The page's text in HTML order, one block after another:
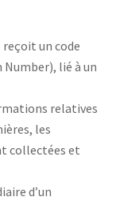
reçoit un code
Number), lié à un
relatives
les
collectées et
d’un